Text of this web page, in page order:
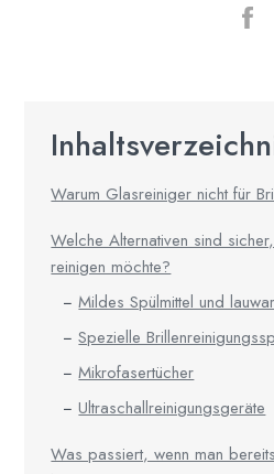
Warum Glasreiniger nicht für
Welche Alternativen sind
reinigen möchte?
Mildes Spülmittel und
Spezielle
Mikrofasertücher
Ultraschallreinigungsgeräte
Was passiert, wenn man